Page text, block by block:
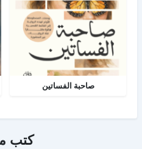
صاحبة الفساتين
كتب